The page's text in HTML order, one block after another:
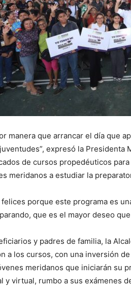
manera que arrancar el día que
expresó la Presidenta
de cursos propedéuticos para
meridanos a estudiar la
felices porque este programa es
que es el mayor deseo
y padres de familia, la
a los cursos, con una inversión
meridanos que iniciarán su
y virtual, rumbo a sus exámenes